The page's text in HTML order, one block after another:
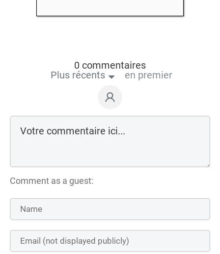
0 commentaires
Plus récents
en premier
Comment as a guest: